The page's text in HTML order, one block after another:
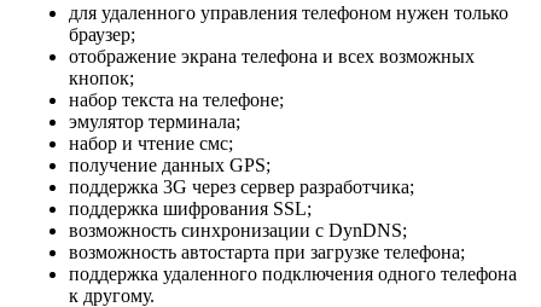
для удаленного управления телефоном нужен только
браузер;
отображение экрана телефона и всех возможных
кнопок;
набор текста на телефоне;
эмулятор терминала;
набор и чтение смс;
получение данных GPS;
поддержка 3G через сервер разработчика;
поддержка шифрования SSL;
возможность синхронизации с DynDNS;
возможность автостарта при загрузке телефона;
поддержка удаленного подключения одного телефона
к другому.